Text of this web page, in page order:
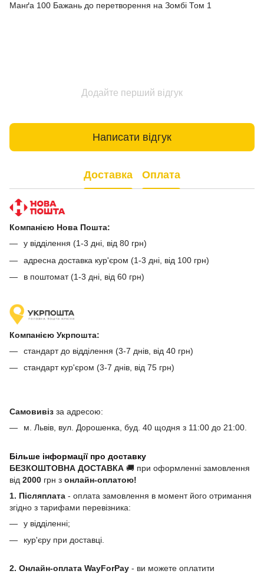
Манґа 100 Бажань до перетворення на Зомбі Том 1
Додайте перший відгук
Написати відгук
Доставка Оплата
Компанією Нова Пошта:
у відділення (1-3 дні, від 80 грн)
адресна доставка кур'єром (1-3 дні, від 100 грн)
в поштомат (1-3 дні, від 60 грн)
Компанією Укрпошта:
стандарт до відділення (3-7 днів, від 40 грн)
стандарт кур'єром (3-7 днів, від 75 грн)
Самовивіз за адресою:
м. Львів, вул. Дорошенка, буд. 40 щодня з 11:00 до 21:00.
Більше інформації про доставку
БЕЗКОШТОВНА ДОСТАВКА 🚚 при оформленні замовлення
від 2000 грн з онлайн-оплатою!
1. Післяплата - оплата замовлення в момент його отримання
згідно з тарифами перевізника:
у відділенні;
кур'єру при доставці.
2. Онлайн-оплата WayForPay - ви можете оплатити